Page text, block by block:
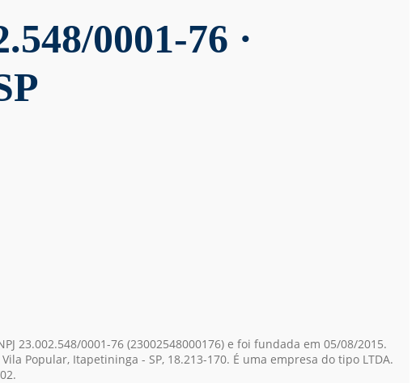
0001-76 ·
23.002.548/0001-76 (23002548000176) e foi fundada em 05/08/2015.
Popular, Itapetininga - SP, 18.213-170. É uma empresa do tipo LTDA.